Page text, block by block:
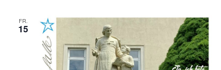
FR.
15